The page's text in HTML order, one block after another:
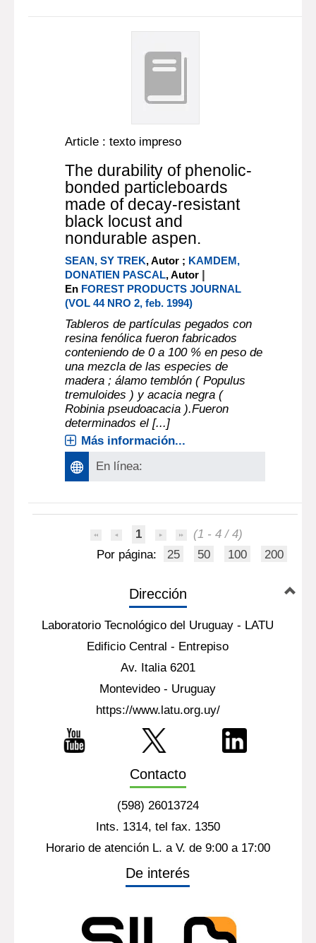
Article : texto impreso
The durability of phenolic-
bonded particleboards
made of decay-resistant
black locust and
nondurable aspen.
SEAN, SY TREK, Autor ; KAMDEM,
DONATIEN PASCAL, Autor |
En FOREST PRODUCTS JOURNAL
(VOL 44 NRO 2, feb. 1994)
Tableros de partículas pegados con
resina fenólica fueron fabricados
conteniendo de 0 a 100 % en peso de
una mezcla de las especies de
madera ; álamo temblón ( Populus
tremuloides ) y acacia negra (
Robinia pseudoacacia ).Fueron
determinados el [...]
Más información...
En línea:
1
(1 - 4 / 4)
Por página:
25 50 100 200
Dirección
Laboratorio Tecnológico del Uruguay - LATU
Edificio Central - Entrepiso
Av. Italia 6201
Montevideo - Uruguay
https://www.latu.org.uy/
Contacto
(598) 26013724
Ints. 1314, tel fax. 1350
Horario de atención L. a V. de 9:00 a 17:00
De interés